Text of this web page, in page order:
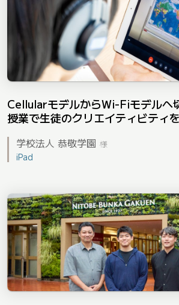
CellularモデルからWi-Fiモデルへ
授業で生徒のクリエイティビティ
学校法人 恭敬学園 様
iPad